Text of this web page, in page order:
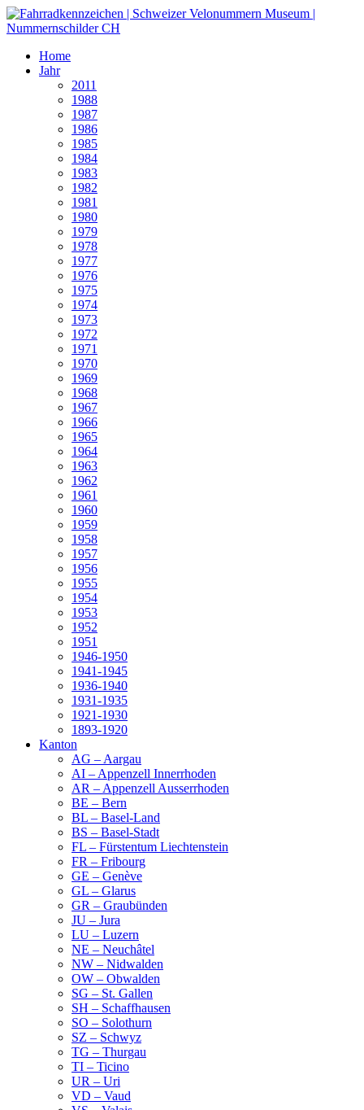
Home
Jahr
2011
1988
1987
1986
1985
1984
1983
1982
1981
1980
1979
1978
1977
1976
1975
1974
1973
1972
1971
1970
1969
1968
1967
1966
1965
1964
1963
1962
1961
1960
1959
1958
1957
1956
1955
1954
1953
1952
1951
1946-1950
1941-1945
1936-1940
1931-1935
1921-1930
1893-1920
Kanton
AG – Aargau
AI – Appenzell Innerrhoden
AR – Appenzell Ausserrhoden
BE – Bern
BL – Basel-Land
BS – Basel-Stadt
FL – Fürstentum Liechtenstein
FR – Fribourg
GE – Genève
GL – Glarus
GR – Graubünden
JU – Jura
LU – Luzern
NE – Neuchâtel
NW – Nidwalden
OW – Obwalden
SG – St. Gallen
SH – Schaffhausen
SO – Solothurn
SZ – Schwyz
TG – Thurgau
TI – Ticino
UR – Uri
VD – Vaud